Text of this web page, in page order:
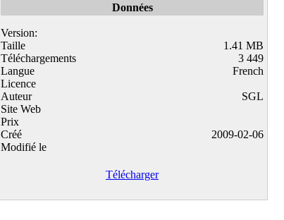
Données
Version:
Taille
1.41 MB
Téléchargements
3 449
Langue
French
Licence
Auteur
SGL
Site Web
Prix
Créé
2009-02-06
Modifié le
Télécharger